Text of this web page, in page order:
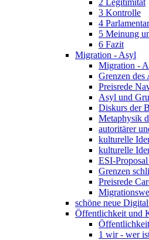
2 Legitimität
3 Kontrolle
4
5 Meinung
6 Fazit
Migration - Asyl
Migration -
Grenzen des
Preisrede
Asyl und
Diskurs der
Metaphysik
autoritärer
kulturelle
kulturelle
ESI-
Grenzen
Preisrede
schöne neue
Öffentlichkeit und
1 wir - wer